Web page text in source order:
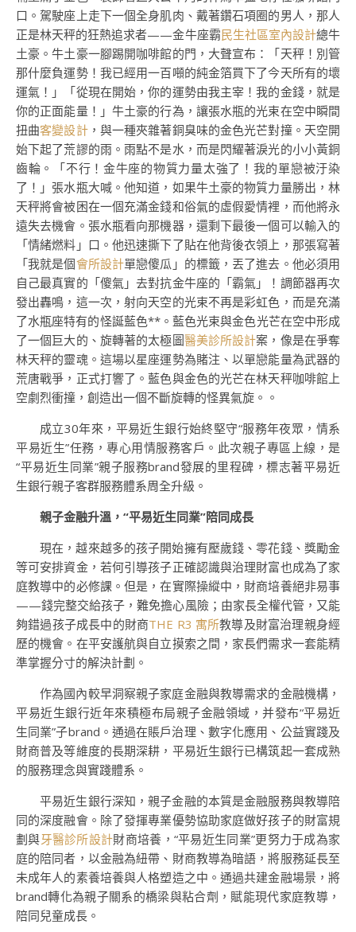
口。駕駛座上走下一個全身肌肉、戴著鑽石項圈的男人，那人
正是林天秤的狂熱追求者——金牛座霸民生社區室內設計總牛
土豪。牛土豪一腳踢開咖啡館的門，大聲宣布：「天秤！別管
那什麼負運勢！我已經用一百噸的純金箔買下了今天所有的壞
運氣！」「從現在開始，你的運勢由我主宰！我的金錢，就是
你的正面能量！」牛土豪的行為，讓張水瓶的光束在空中瞬間
扭曲客變設計，與一種夾雜著銅臭味的金色光芒對撞。天空開
始下起了荒謬的雨。雨點不是水，而是閃耀著淚光的小小黃銅
齒輪。「不行！金牛座的物質力量太強了！我的單戀被汙染
了！」張水瓶大喊。他知道，如果牛土豪的物質力量勝出，林
天秤將會被困在一個充滿金錢和俗氣的虛假愛情裡，而他將永
遠失去機會。張水瓶看向那機器，還剩下最後一個可以輸入的
「情緒燃料」口。他迅速撕下了貼在他背後衣領上，那張寫著
「我就是個會所設計單戀傻瓜」的標籤，丟了進去。他必須用
自己最真實的「傻氣」去對抗金牛座的「霸氣」！調節器再次
發出轟鳴，這一次，射向天空的光束不再是彩虹色，而是充滿
了水瓶座特有的怪誕藍色**。藍色光束與金色光芒在空中形成
了一個巨大的、旋轉著的太極圖醫美診所設計案，像是在爭奪
林天秤的靈魂。這場以星座運勢為賭注、以單戀能量為武器的
荒唐戰爭，正式打響了。藍色與金色的光芒在林天秤咖啡館上
空劇烈衝撞，創造出一個不斷旋轉的怪異氣旋。。
成立30年來，平易近生銀行始終堅守“服務年夜眾，情系
平易近生”任務，專心用情服務客戶。此次親子專區上線，是
“平易近生同業”親子服務brand發展的里程碑，標志著平易近
生銀行親子客群服務體系周全升級。
親子金融升溫，“平易近生同業”陪同成長
現在，越來越多的孩子開始擁有壓歲錢、零花錢、獎勵金
等可安排資金，若何引導孩子正確認識與治理財富也成為了家
庭教導中的必修課。但是，在實際操縱中，財商培養絕非易事
——錢完整交給孩子，難免擔心風險；由家長全權代管，又能
夠錯過孩子成長中的財商THE R3 寓所教導及財富治理親身經
歷的機會。在平安護航與自立摸索之間，家長們需求一套能精
準掌握分寸的解決計劃。
作為國內較早洞察親子家庭金融與教導需求的金融機構，
平易近生銀行近年來積極布局親子金融領域，并發布“平易近
生同業”子brand。通過在賬戶治理、數字化應用、公益實踐及
財商普及等維度的長期深耕，平易近生銀行已構筑起一套成熟
的服務理念與實踐體系。
平易近生銀行深知，親子金融的本質是金融服務與教導陪
同的深度融會。除了發揮專業優勢協助家庭做好孩子的財富規
劃與牙醫診所設計財商培養，“平易近生同業”更努力于成為家
庭的陪同者，以金融為紐帶、財商教導為暗語，將服務延長至
未成年人的素養培養與人格塑造之中。通過共建金融場景，將
brand轉化為親子關系的橋梁與粘合劑，賦能現代家庭教導，
陪同兒童成長。